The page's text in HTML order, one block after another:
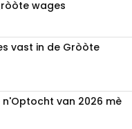
wages
vast in de Gròòte
van 2026 mè